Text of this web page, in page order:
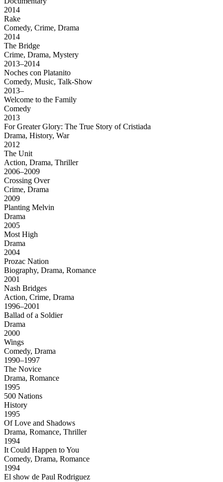
2014
Rake
Comedy, Crime, Drama
2014
The Bridge
Crime, Drama, Mystery
2013–2014
Noches con Platanito
Comedy, Music, Talk-Show
2013–
Welcome to the Family
Comedy
2013
For Greater Glory: The True Story of Cristiada
Drama, History, War
2012
The Unit
Action, Drama, Thriller
2006–2009
Crossing Over
Crime, Drama
2009
Planting Melvin
Drama
2005
Most High
Drama
2004
Prozac Nation
Biography, Drama, Romance
2001
Nash Bridges
Action, Crime, Drama
1996–2001
Ballad of a Soldier
Drama
2000
Wings
Comedy, Drama
1990–1997
The Novice
Drama, Romance
1995
500 Nations
History
1995
Of Love and Shadows
Drama, Romance, Thriller
1994
It Could Happen to You
Comedy, Drama, Romance
1994
El show de Paul Rodriguez